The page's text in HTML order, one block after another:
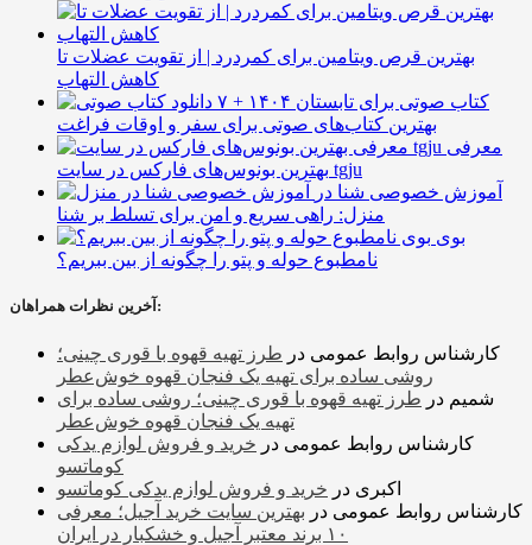
بهترین قرص ویتامین برای کمردرد | از تقویت عضلات تا
کاهش التهاب
۷ کتاب صوتی برای تابستان ۱۴۰۴ +
بهترین کتاب‌های صوتی برای سفر و اوقات فراغت
معرفی
بهترین بونوس‌های فارکس در سایت tgju
آموزش خصوصی شنا در
منزل: راهی سریع و امن برای تسلط بر شنا
بوی
نامطبوع حوله و پتو را چگونه از بین ببریم؟
آخرین نظرات همراهان:
کارشناس روابط عمومی در طرز تهیه قهوه با قوری چینی؛
روشی ساده برای تهیه یک فنجان قهوه خوش‌عطر
شمیم در طرز تهیه قهوه با قوری چینی؛ روشی ساده برای
تهیه یک فنجان قهوه خوش‌عطر
کارشناس روابط عمومی در خرید و فروش لوازم یدکی
کوماتسو
اکبری در خرید و فروش لوازم یدکی کوماتسو
کارشناس روابط عمومی در بهترین سایت خرید آجیل؛ معرفی
۱۰ برند معتبر آجیل و خشکبار در ایران